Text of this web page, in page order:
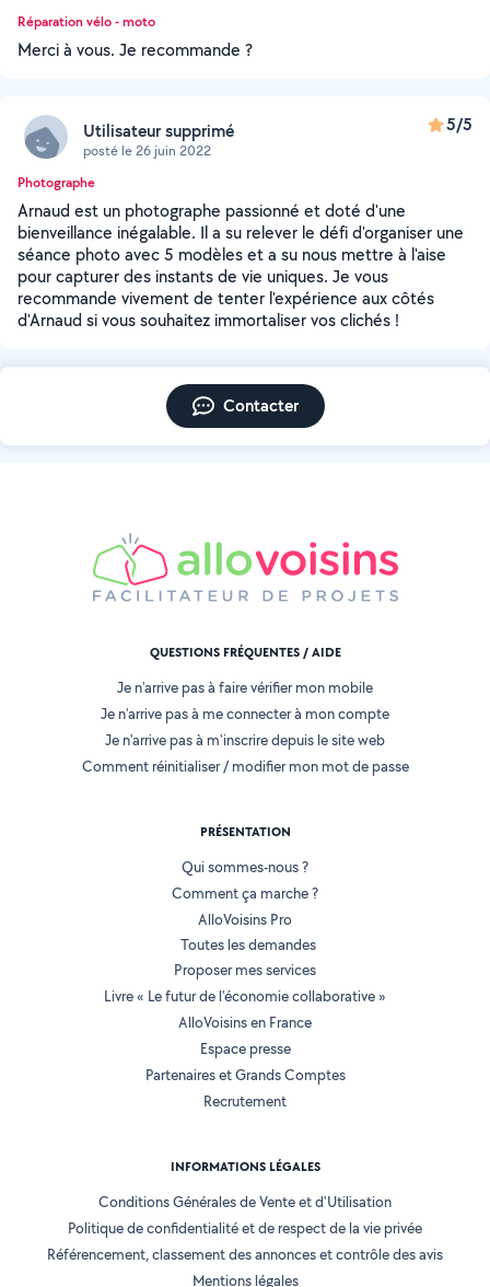
Réparation vélo - moto
Merci à vous. Je recommande ?
Utilisateur supprimé
posté le 26 juin 2022
5/5
Photographe
Arnaud est un photographe passionné et doté d'une
bienveillance inégalable. Il a su relever le défi d'organiser une
séance photo avec 5 modèles et a su nous mettre à l'aise
pour capturer des instants de vie uniques. Je vous
recommande vivement de tenter l'expérience aux côtés
d'Arnaud si vous souhaitez immortaliser vos clichés !
Contacter
QUESTIONS FRÉQUENTES / AIDE
Je n'arrive pas à faire vérifier mon mobile
Je n'arrive pas à me connecter à mon compte
Je n'arrive pas à m'inscrire depuis le site web
Comment réinitialiser / modifier mon mot de passe
PRÉSENTATION
Qui sommes-nous ?
Comment ça marche ?
AlloVoisins Pro
Toutes les demandes
Proposer mes services
Livre « Le futur de l'économie collaborative »
AlloVoisins en France
Espace presse
Partenaires et Grands Comptes
Recrutement
INFORMATIONS LÉGALES
Conditions Générales de Vente et d'Utilisation
Politique de confidentialité et de respect de la vie privée
Référencement, classement des annonces et contrôle des avis
Mentions légales